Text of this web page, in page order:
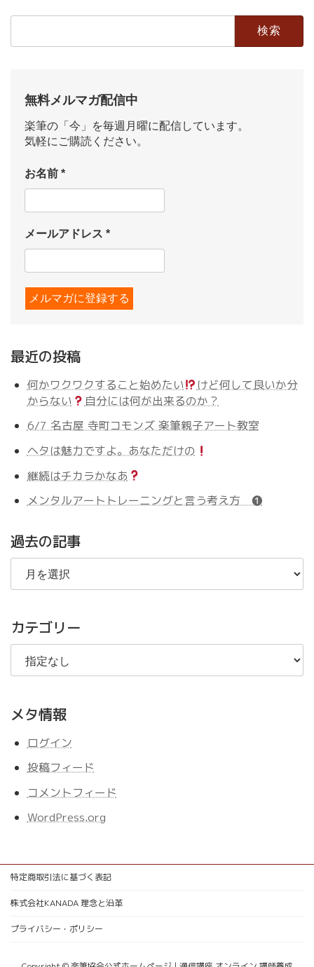
無料メルマガ配信中
楽筆の「今」を毎週月曜に配信しています。
気軽にご購読ください。
お名前 *
メールアドレス *
最近の投稿
何かワクワクすること始めたい
けど何して良いか分
からない
自分には何が出来るのか？
6/7 名古屋 寺町コモンズ 楽筆親子アート教室
ヘタは魅力ですよ。あなただけの
継続はチカラかなあ
メンタルアートトレーニングと言う考え方 ❶
過去の記事
過
の
事
カテゴリー
メタ情報
ログイン
投稿フィード
コメントフィード
WordPress.org
特定商取引法に基づく表記
株式会社KANADA 理念と沿革
プライバシー・ポリシー